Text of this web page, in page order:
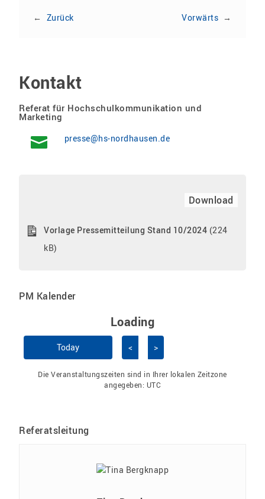
← Zurück Vorwärts →
Kontakt
Referat für Hochschulkommunikation und
Marketing
presse@hs-nordhausen.de
Download
Vorlage Pressemitteilung Stand 10/2024 (224
kB)
PM Kalender
Kalender überspringen
Loading - current view is
Loading
Today < >
Die Veranstaltungszeiten sind in Ihrer lokalen Zeitzone
angegeben: UTC
Referatsleitung